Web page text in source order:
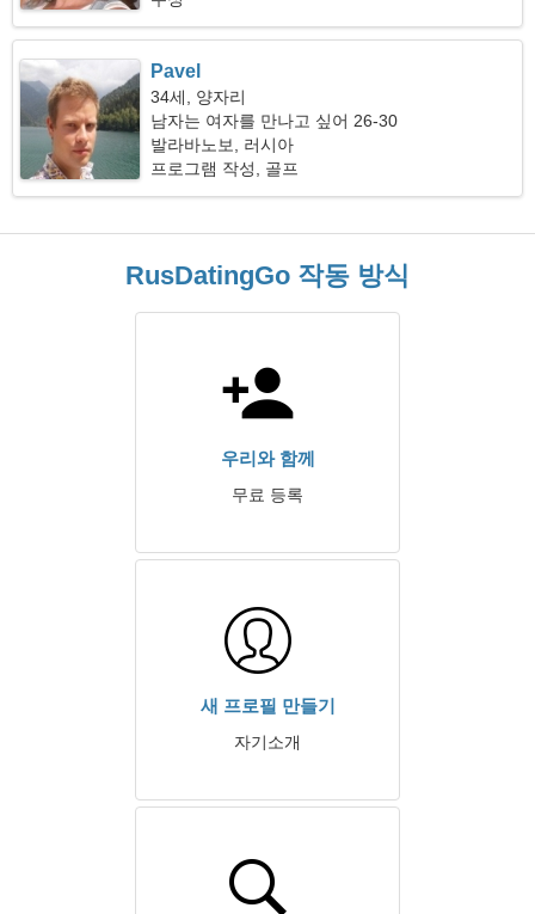
Pavel
34세, 양자리
남자는 여자를 만나고 싶어 26-30
발라바노보, 러시아
프로그램 작성, 골프
RusDatingGo 작동 방식
우리와 함께
무료 등록
새 프로필 만들기
자기소개